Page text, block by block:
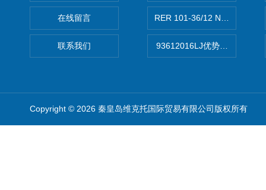
在线留言
联系我们
RER 101-36/12 NHH离心
93612016LJ优势供应美国
Copyright © 2026 秦皇岛维克托国际贸易有限公司版权所有